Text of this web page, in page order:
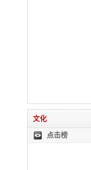
文化
点击榜